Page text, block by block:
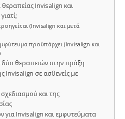
θεραπείας Invisalign και
(Invisalign και μετά
προϋπάρχει (Invisalign και
θεραπειών στην πράξη
Invisalign σε ασθενείς με
και της
για Invisalign και εμφυτεύματα